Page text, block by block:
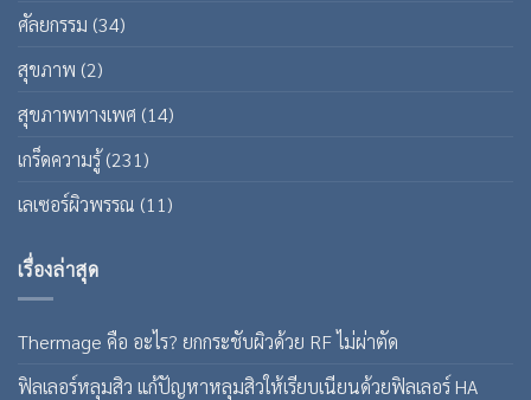
ศัลยกรรม (34)
สุขภาพ (2)
สุขภาพทางเพศ (14)
เกร็ดความรู้(231)
เลเซอร์ผิวพรรณ (11)
เรื่องล่าสุด
Thermage คือ อะไร? ยกกระชับผิวด้วย RF ไม่ผ่าตัด
ฟิลเลอร์หลุมสิว แก้ปัญหาหลุมสิวให้เรียบเนียนด้วยฟิลเลอร์ HA